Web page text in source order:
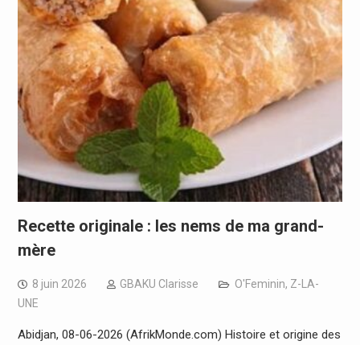
Recette originale : les nems de ma grand-
mère
8 juin 2026 GBAKU Clarisse O'Feminin, Z-LA-
UNE
Abidjan, 08-06-2026 (AfrikMonde.com) Histoire et origine des